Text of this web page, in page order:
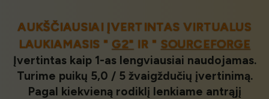
AUKŠČIAUSIAI ĮVERTINTAS VIRTUALUS
LAUKIAMASIS "G2" IR " SOURCEFORGE
Įvertintas kaip 1-as lengviausiai naudojamas.
Turime puikų 5,0 / 5 žvaigždučių įvertinimą.
Pagal kiekvieną rodiklį lenkiame antrąjį